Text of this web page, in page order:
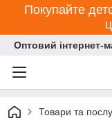
Покупайте
Оптовий інтернет-
Товари та